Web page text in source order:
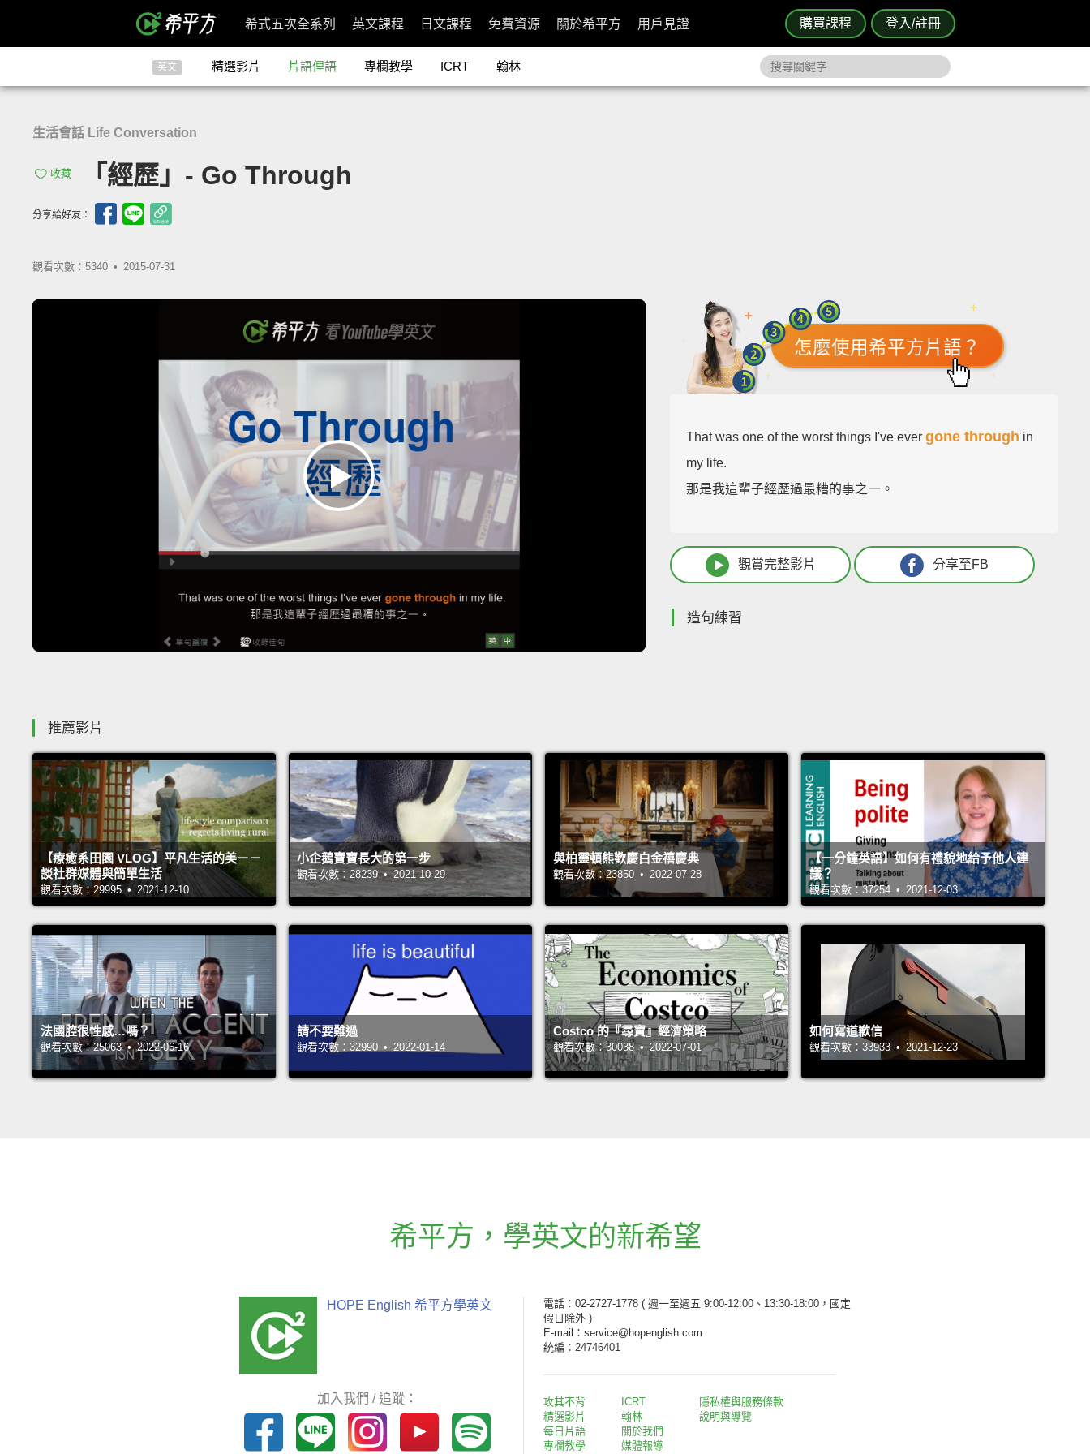
購買課程 登入/註冊
希式五次全系列 英文課程 日文課程 免費資源 關於希平方 用戶見證
英文 精選影片 片語俚語 專欄教學 ICRT 翰林
生活會話 Life Conversation
收藏 「經歷」- Go Through
分享給好友：
觀看次數：5340 • 2015-07-31
怎麼使用希平方片語？
That was one of the worst things I've evergone through in
my life.
那是我這輩子經歷過最糟的事之一。
觀賞完整影片 分享至FB
造句練習
推薦影片
【療癒系田園 VLOG】平凡生活的美－－
談社群媒體與簡單生活
觀看次數：29995 • 2021-12-10
小企鵝寶寶長大的第一步
觀看次數：28239 • 2021-10-29
與柏靈頓熊歡慶白金禧慶典
觀看次數：23850 • 2022-07-28
【一分鐘英語】如何有禮貌地給予他人建
議？
觀看次數：37254 • 2021-12-03
法國腔很性感…嗎？
觀看次數：25063 • 2022-06-16
請不要難過
觀看次數：32990 • 2022-01-14
Costco 的『尋寶』經濟策略
觀看次數：30038 • 2022-07-01
如何寫道歉信
觀看次數：33933 • 2021-12-23
希平方 ， 學英文的新希望
HOPE English 希平方學英文
加入我們 / 追蹤：
電話：02-2727-1778 ( 週一至週五 9:00-12:00、13:30-18:00，國定
假日除外 )
E-mail：service@hopenglish.com
統編：24746401
攻其不背
精選影片
每日片語
專欄教學
ICRT
翰林
關於我們
媒體報導
隱私權與服務條款
說明與導覽